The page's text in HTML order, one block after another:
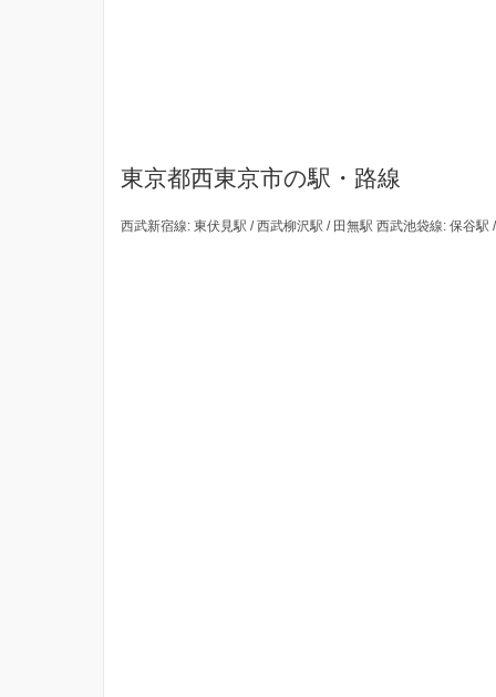
東京都西東京市の駅・路線
西武新宿線: 東伏見駅 / 西武柳沢駅 / 田無駅 西武池袋線: 保谷駅